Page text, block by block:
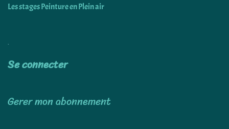
Les stages Peinture en Plein air
Se connecter
Gerer mon abonnement